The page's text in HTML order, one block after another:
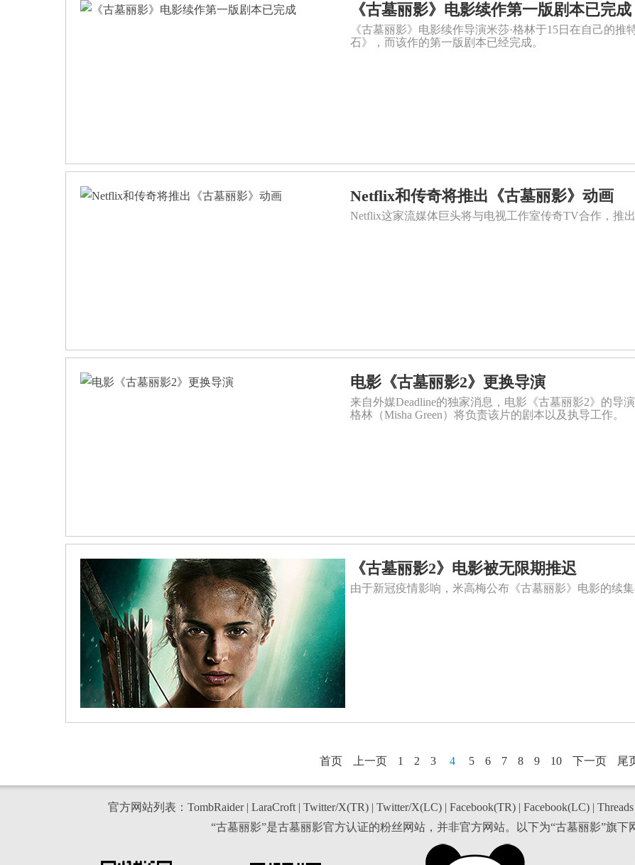
《古墓丽影》电影续作第一版剧本已完成
《古墓丽影》电影续作导演米莎·格林于15日在自己的
石》，而该作的第一版剧本已经完成。
Netflix和传奇将推出《古墓丽影》动画
Netflix这家流媒体巨头将与电视工作室传奇TV合作，推
电影《古墓丽影2》更换导演
来自外媒Deadline的独家消息，电影《古墓丽影2》的导
格林（Misha Green）将负责该片的剧本以及执导工作。
《古墓丽影2》电影被无限期推迟
由于新冠疫情影响，米高梅公布《古墓丽影》电影的续集
首页 上一页 1 2 3 4 5 6 7 8 9 10 下一页 尾
官方网站列表： TombRaider| LaraCroft| Twitter/X(TR)| Twitter/X(LC)| Facebook(TR)| Facebook(LC)| Threads
“古墓丽影”是古墓丽影官方认证的粉丝网站，并非官方网站。以下为“古墓丽影”旗下